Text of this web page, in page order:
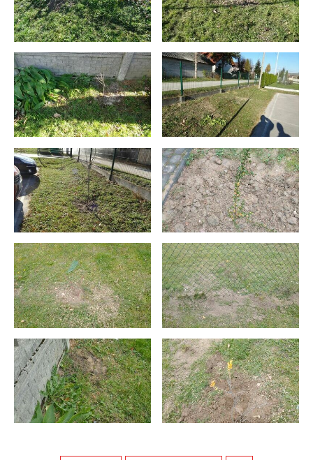
podmiotów trzecich lub firm będących naszymi partnerami oraz
innych dostawców usług. Firmy te działają w charakterze
pośredników prezentujących nasze treści w postaci wiadomości,
ofert, komunikatów mediów społecznościowych.